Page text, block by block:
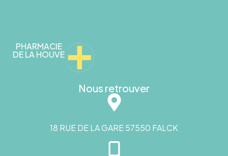
PHARMACIE
DE LA HOUVE
Nous retrouver
18 RUE DE LA GARE 57550 FALCK